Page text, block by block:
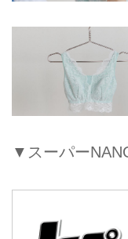
▼スーパー